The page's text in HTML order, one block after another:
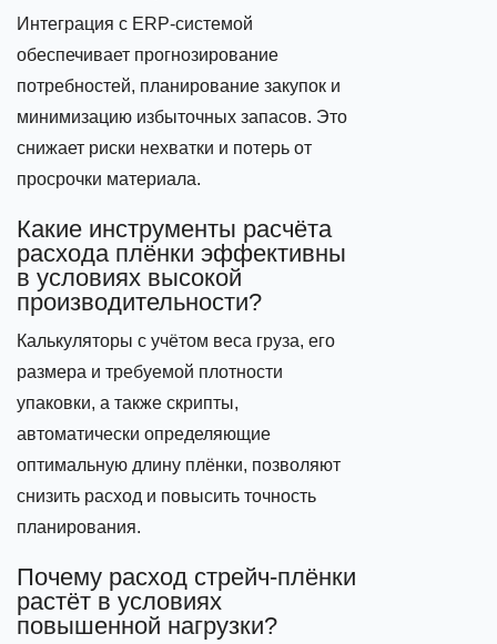
Интеграция с ERP‑системой
обеспечивает прогнозирование
потребностей, планирование закупок и
минимизацию избыточных запасов. Это
снижает риски нехватки и потерь от
просрочки материала.
Какие инструменты расчёта
расхода плёнки эффективны
в условиях высокой
производительности?
Калькуляторы с учётом веса груза, его
размера и требуемой плотности
упаковки, а также скрипты,
автоматически определяющие
оптимальную длину плёнки, позволяют
снизить расход и повысить точность
планирования.
Почему расход стрейч‑плёнки
растёт в условиях
повышенной нагрузки?